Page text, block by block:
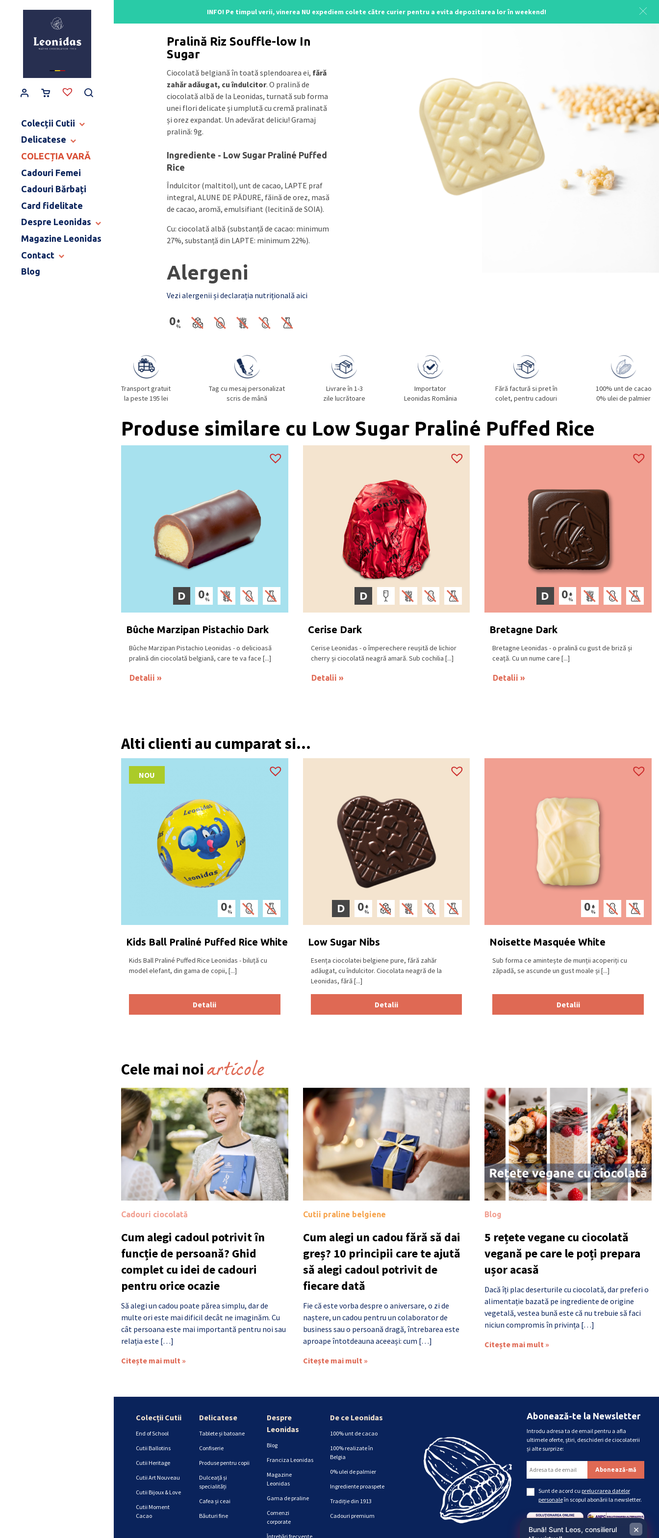
INFO! Pe timpul verii, vinerea NU expediem colete către curier pentru a evita depozitarea lor în weekend!
Main Navigation
Colecții Cutii
CUTII BALLOTINS
CUTII ART NOUVEAU
CUTII BIJOUX & LOVE
CUTII MOMENT CACAO
COLECȚIE CERAMICĂ
END OF SCHOOL
Delicatese
TABLETE ȘI BATOANE
DULCEAȚĂ ȘI SPECIALITĂȚI
CAFEA ȘI CEAI
BĂUTURI FINE
COLECȚIA VARĂ
Cadouri Femei
Cadouri Bărbați
Card fidelitate
Despre Leonidas
POVESTEA LEONIDAS
CATALOG PAȘTE 2026
Magazine Leonidas
Contact
MAGAZINE LEONIDAS
Blog
Pralină Riz Souffle-low In
Sugar
Ciocolată belgiană în toată splendoarea ei, fără
zahăr adăugat, cu îndulcitor. O pralină de
ciocolată albă de la Leonidas, turnată sub forma
unei flori delicate și umplută cu cremă pralinată
și orez expandat. Un adevărat deliciu! Gramaj
pralină: 9g.
Ingrediente - Low Sugar Praliné Puffed
Rice
Îndulcitor (maltitol), unt de cacao, LAPTE praf
integral, ALUNE DE PĂDURE, făină de orez, masă
de cacao, aromă, emulsifiant (lecitină de SOIA).
Cu: ciocolată albă (substanță de cacao: minimum
27%, substanță din LAPTE: minimum 22%).
Alergeni
Vezi alergenii și declarația nutrițională aici
Transport gratuit
la peste 195 lei
Tag cu mesaj personalizat
scris de mână
Livrare în 1-3
zile lucrătoare
Importator
Leonidas România
Fără factură si pret în
colet, pentru cadouri
100% unt de cacao
0% ulei de palmier
Produse similare cu Low Sugar Praliné Puffed Rice
D
Bûche Marzipan Pistachio Dark
Bûche Marzipan Pistachio Leonidas - o delicioasă
pralină din ciocolată belgiană, care te va face [...]
Detalii
D
Cerise Dark
Cerise Leonidas - o împerechere reușită de lichior
cherry și ciocolată neagră amară. Sub cochilia [...]
Detalii
D
Bretagne Dark
Bretagne Leonidas - o pralină cu gust de briză și
ceață. Cu un nume care [...]
Detalii
Alti clienti au cumparat si...
NOU
Kids Ball Praliné Puffed Rice White
Kids Ball Praliné Puffed Rice Leonidas - biluță cu
model elefant, din gama de copii, [...]
Detalii
D
Low Sugar Nibs
Esența ciocolatei belgiene pure, fără zahăr
adăugat, cu îndulcitor. Ciocolata neagră de la
Leonidas, fără [...]
Detalii
Noisette Masquée White
Sub forma ce amintește de munții acoperiți cu
zăpadă, se ascunde un gust moale și [...]
Detalii
Cele mai noi articole
Cadouri ciocolată
Cum alegi cadoul potrivit în
funcție de persoană? Ghid
complet cu idei de cadouri
pentru orice ocazie
Să alegi un cadou poate părea simplu, dar de
multe ori este mai dificil decât ne imaginăm. Cu
cât persoana este mai importantă pentru noi sau
relația este […]
Citește mai mult »
Cutii praline belgiene
Cum alegi un cadou fără să dai
greș? 10 principii care te ajută
să alegi cadoul potrivit de
fiecare dată
Fie că este vorba despre o aniversare, o zi de
naștere, un cadou pentru un colaborator de
business sau o persoană dragă, întrebarea este
aproape întotdeauna aceeași: cum […]
Citește mai mult »
Blog
5 rețete vegane cu ciocolată
vegană pe care le poți prepara
ușor acasă
Dacă îți plac deserturile cu ciocolată, dar preferi o
alimentație bazată pe ingrediente de origine
vegetală, vestea bună este că nu trebuie să faci
niciun compromis în privința […]
Citește mai mult »
Colecții Cutii
End of School
Cutii Ballotins
Cutii Heritage
Cutii Art Nouveau
Cutii Bijoux & Love
Cutii Moment
Cacao
Delicatese
Tablete și batoane
Confiserie
Produse pentru copii
Dulceață și
specialități
Cafea și ceai
Băuturi fine
Despre
Leonidas
Blog
Franciza Leonidas
Magazine
Leonidas
Gama de praline
Comenzi
corporate
Întrebări frecvente
De ce Leonidas
100% unt de cacao
100% realizate în
Belgia
0% ulei de palmier
Ingrediente proaspete
Tradiție din 1913
Cadouri premium
Abonează-te la Newsletter
Introdu adresa ta de email pentru a afla
ultimele oferte, știri, deschideri de ciocolaterii
și alte surprize:
Sunt de acord cu prelucrarea datelor
personaleîn scopul abonării la newsletter.
Bună! Sunt Leos, consilierul
×